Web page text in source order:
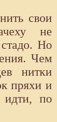
свои
не
Но
Чем
нитки
пряхи и
идти, по